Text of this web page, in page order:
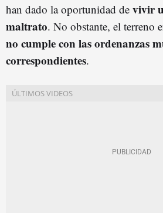
han dado la oportunidad de vivir
maltrato. No obstante, el terreno
no cumple con las ordenanzas
correspondientes.